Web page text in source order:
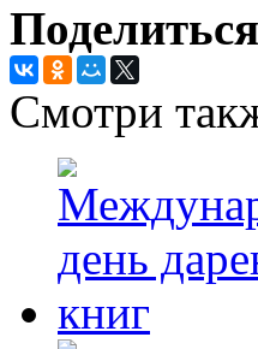
Поделиться
Смотри